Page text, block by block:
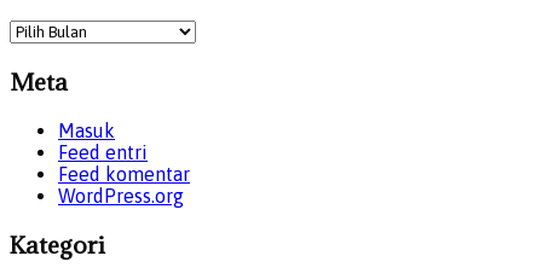
Archives
Meta
Masuk
Feed entri
Feed komentar
WordPress.org
Kategori